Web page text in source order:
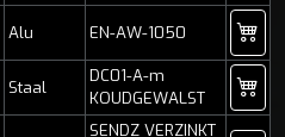
Alu EN-AW-1050
Staal
DC01-A-m
KOUDGEWALST
SENDZ VERZINKT